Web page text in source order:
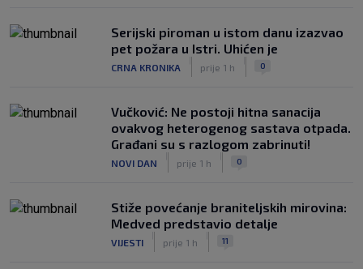
Serijski piroman u istom danu izazvao
pet požara u Istri. Uhićen je
CRNA KRONIKA prije 1 h 0
Vučković: Ne postoji hitna sanacija
ovakvog heterogenog sastava otpada.
Građani su s razlogom zabrinuti!
NOVI DAN prije 1 h 0
Stiže povećanje braniteljskih mirovina:
Medved predstavio detalje
VIJESTI prije 1 h 11